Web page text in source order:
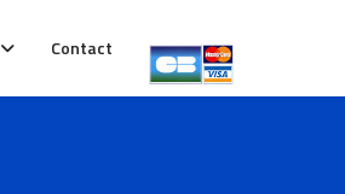
Contact